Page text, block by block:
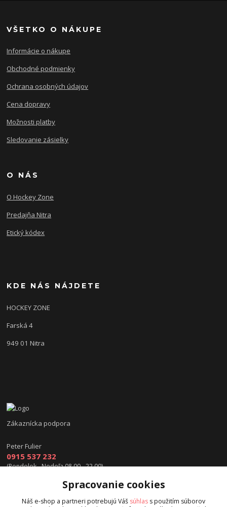
VŠETKO O NÁKUPE
Informácie o nákupe
Obchodné podmienky
Ochrana osobných údajov
Cena dopravy
Možnosti platby
Sledovanie zásielky
O NÁS
O Hockey Zone
Predajňa Nitra
Etický kódex
KDE NÁS NÁJDETE
HOCKEY ZONE
Farská 4
949 01 Nitra
Zákaznícka podpora
Peter Fulier
0915 537 232
(Pondelok - Nedeľa 08.00 - 22.00)
info@hokejexpert.sk
Spracovanie cookies
Náš e-shop a partneri potrebujú Váš súhlas s použitím súborov